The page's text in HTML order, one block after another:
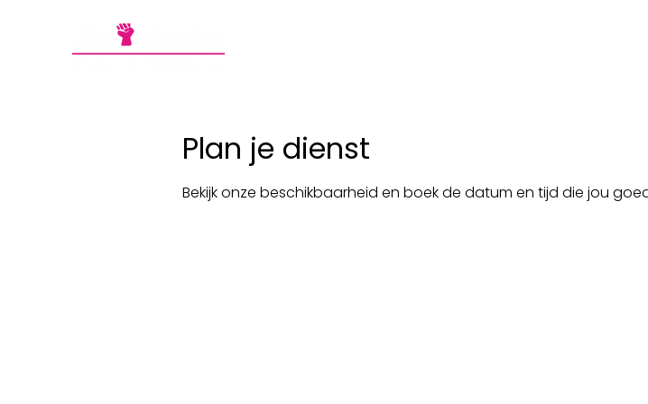
Plan je dienst
Bekijk onze beschikbaarheid en boek de datum en tijd die jou